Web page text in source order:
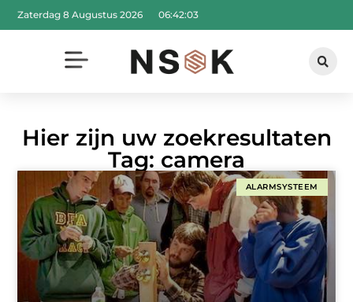
Zaterdag 8 Augustus 2026 06:42:04
Hier zijn uw zoekresultaten
Tag: camera
ALARMSYSTEEM